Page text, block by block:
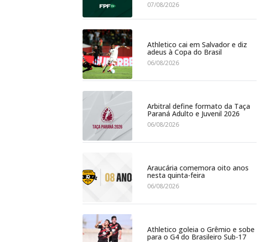
07/08/2026
Athletico cai em Salvador e diz
adeus à Copa do Brasil
06/08/2026
Arbitral define formato da Taça
Paraná Adulto e Juvenil 2026
06/08/2026
Araucária comemora oito anos
nesta quinta-feira
06/08/2026
Athletico goleia o Grêmio e sobe
para o G4 do Brasileiro Sub-17